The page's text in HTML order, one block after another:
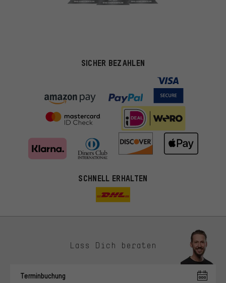
SICHER BEZAHLEN
SCHNELL ERHALTEN
Lass Dich beraten
Terminbuchung
Du bekommst, statt zufälliger Werbung, genauer passende